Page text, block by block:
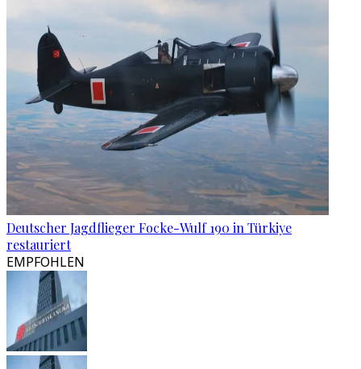
Deutscher Jagdflieger Focke-Wulf 190 in Türkiye
restauriert
EMPFOHLEN